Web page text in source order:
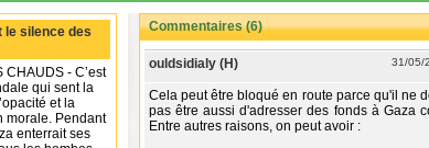
le silence des
CHAUDS - C’est
qui sent la
et la
morale. Pendant
enterrait ses
Commentaires (6)
ouldsidialy (H) 31/05/
Cela peut être bloqué en route parce qu'il ne
pas être aussi d'adresser des fonds à Gaza
Entre autres raisons, on peut avoir :